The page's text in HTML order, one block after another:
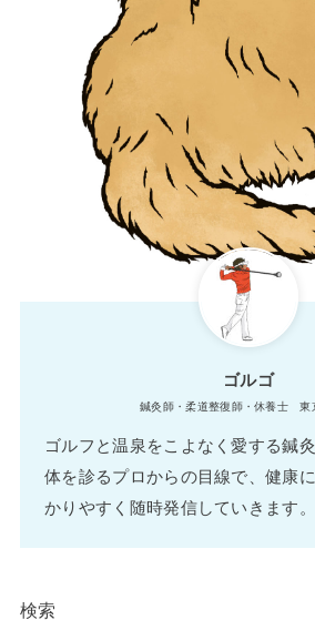
ゴルゴ
鍼灸師・柔道整復師・休養士 東
ゴルフと温泉をこよなく愛する鍼
体を診るプロからの目線で、健康
かりやすく随時発信していきます。
検索